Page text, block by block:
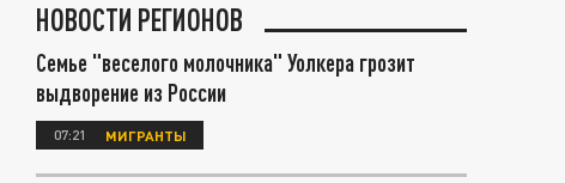
НОВОСТИ РЕГИОНОВ
Семье "веселого молочника" Уолкера грозит
выдворение из России
07:21 МИГРАНТЫ